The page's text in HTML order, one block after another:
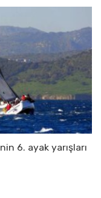
6. ayak yarışları